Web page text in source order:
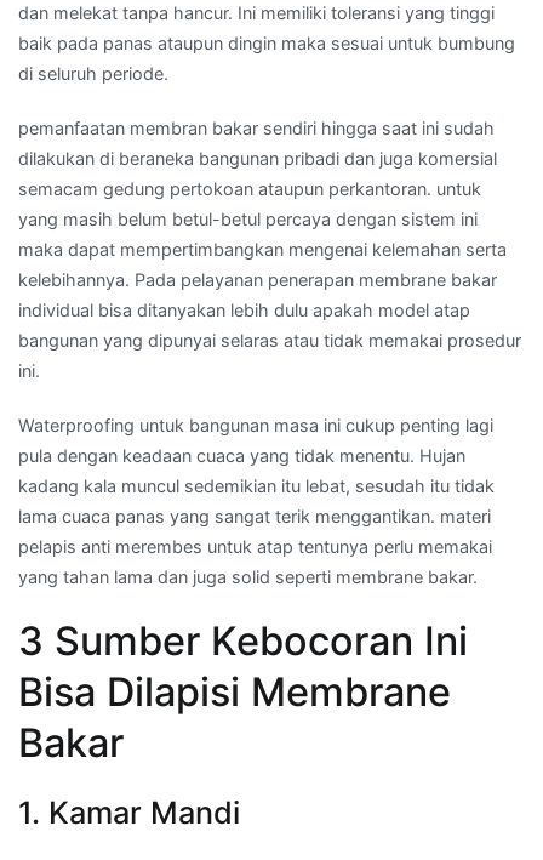
dan melekat tanpa hancur. Ini memiliki toleransi yang tinggi
baik pada panas ataupun dingin maka sesuai untuk bumbung
di seluruh periode.
pemanfaatan membran bakar sendiri hingga saat ini sudah
dilakukan di beraneka bangunan pribadi dan juga komersial
semacam gedung pertokoan ataupun perkantoran. untuk
yang masih belum betul-betul percaya dengan sistem ini
maka dapat mempertimbangkan mengenai kelemahan serta
kelebihannya. Pada pelayanan penerapan membrane bakar
individual bisa ditanyakan lebih dulu apakah model atap
bangunan yang dipunyai selaras atau tidak memakai prosedur
ini.
Waterproofing untuk bangunan masa ini cukup penting lagi
pula dengan keadaan cuaca yang tidak menentu. Hujan
kadang kala muncul sedemikian itu lebat, sesudah itu tidak
lama cuaca panas yang sangat terik menggantikan. materi
pelapis anti merembes untuk atap tentunya perlu memakai
yang tahan lama dan juga solid seperti membrane bakar.
3 Sumber Kebocoran Ini
Bisa Dilapisi Membrane
Bakar
1. Kamar Mandi